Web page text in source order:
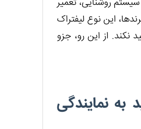
این نوع لیفتراک
از این رو، جزو
به نمایندگی